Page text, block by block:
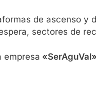
de ascenso y
sectores de
empresa